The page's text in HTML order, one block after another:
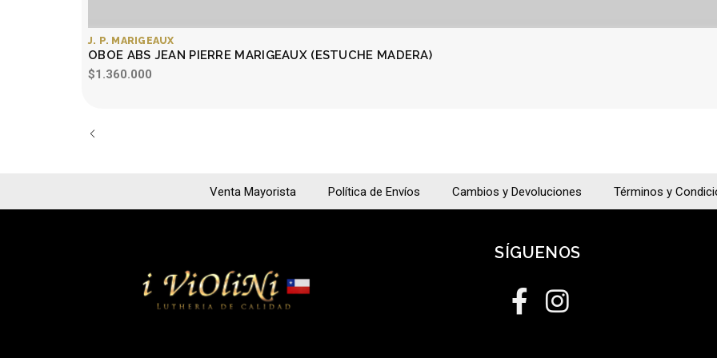
J. P. MARIGEAUX
OBOE ABS JEAN PIERRE MARIGEAUX (ESTUCHE MADERA)
$1.360.000
Venta Mayorista Política de Envíos Cambios y Devoluciones Términos y
SÍGUENOS